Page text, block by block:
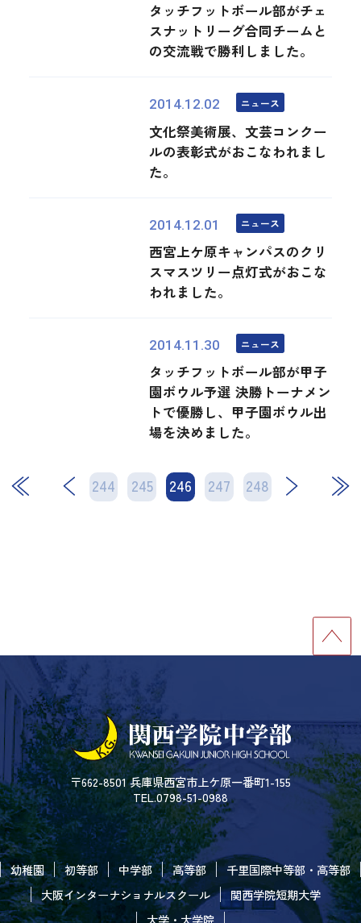
タッチフットボール部がチェ
スナットリーグ合同チームと
の交流戦で勝利しました。
2014.12.02 ニュース
文化祭美術展、文芸コンクー
ルの表彰式がおこなわれまし
た。
2014.12.01 ニュース
西宮上ケ原キャンパスのクリ
スマスツリー点灯式がおこな
われました。
2014.11.30 ニュース
タッチフットボール部が甲子
園ボウル予選 決勝トーナメン
トで優勝し、甲子園ボウル出
場を決めました。
244 245 246 247 248
次 最後
〒662-8501 兵庫県西宮市上ケ原一番町1-155
TEL.0798-51-0988
幼稚園 初等部 中学部 高等部
千里国際中等部・高等部
大阪インターナショナルスクール
関西学院短期大学
大学・大学院